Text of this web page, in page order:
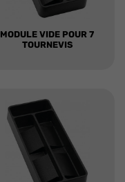
MODULE VIDE POUR 7
TOURNEVIS